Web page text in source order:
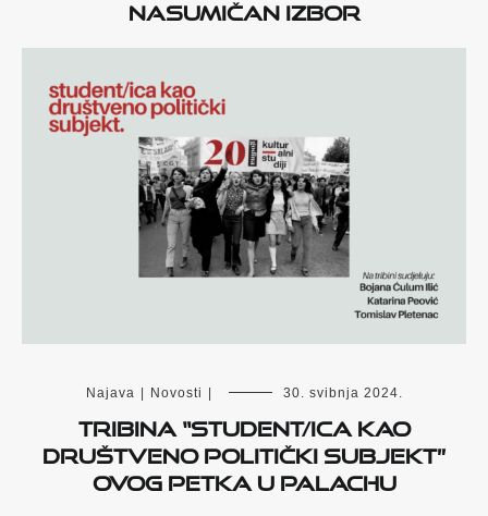
Nasumičan izbor
Najava | Novosti | 30. svibnja 2024.
Tribina “Student/ica kao
društveno politički subjekt”
ovog petka u Palachu